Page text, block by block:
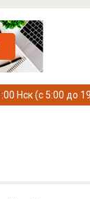
Нск (с 5:00 до